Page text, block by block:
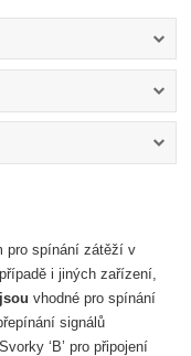
pro spínání zátěží v
i jiných zařízení,
vhodné pro spínání
signálů
‘B’ pro připojení